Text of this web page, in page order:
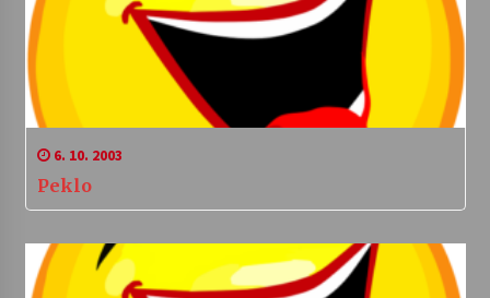
6. 10. 2003
Peklo